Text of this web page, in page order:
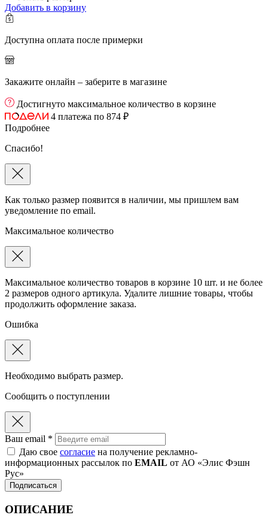
Добавить в корзину
Доступна оплата после примерки
Закажите онлайн – заберите в магазине
Достигнуто максимальное количество в корзине
4 платежа по 874 ₽
Подробнее
Спасибо!
Как только размер появится в наличии, мы пришлем вам
уведомление по email.
Максимальное количество
Максимальное количество товаров в корзине 10 шт. и не более
2 размеров одного артикула. Удалите лишние товары, чтобы
продолжить оформление заказа.
Ошибка
Необходимо выбрать размер.
Сообщить о поступлении
Ваш email *
Даю свое согласие на получение рекламно-
информационных рассылок по EMAIL от АО «Элис Фэшн
Рус»
Подписаться
ОПИСАНИЕ